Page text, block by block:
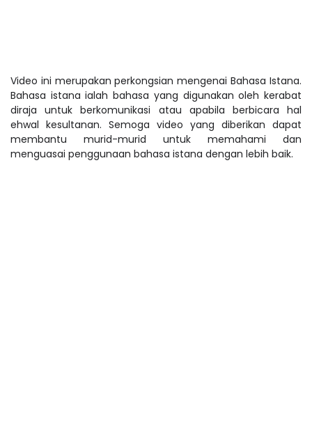
Video ini merupakan perkongsian mengenai Bahasa Istana.
Bahasa istana ialah bahasa yang digunakan oleh kerabat
diraja untuk berkomunikasi atau apabila berbicara hal
ehwal kesultanan. Semoga video yang diberikan dapat
membantu murid-murid untuk memahami dan
menguasai penggunaan bahasa istana dengan lebih baik.